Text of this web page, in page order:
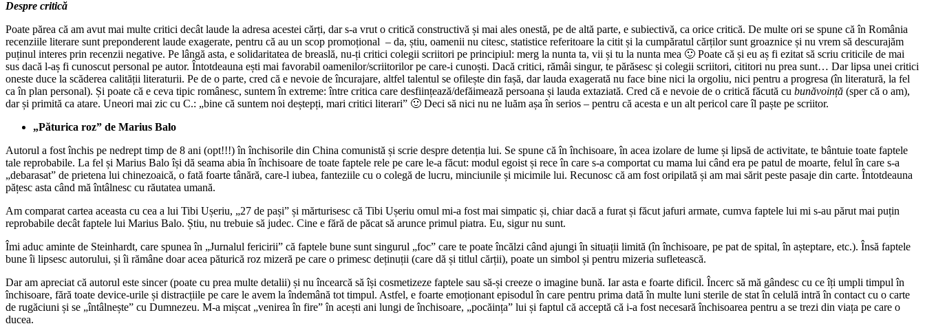
Despre critică
Poate părea că am avut mai multe critici decât laude la adresa acestei cărți, dar s-a vrut o critică constructivă și mai ales onestă, pe de altă parte, e subiectivă, ca orice critică. De multe ori se spune că în România
recenziile literare sunt preponderent laude exagerate, pentru că au un scop promoțional – da, știu, oamenii nu citesc, statistice referitoare la citit și la cumpăratul cărților sunt groaznice și nu vrem să descurajăm
puținul interes prin recenzii negative. Pe lângă asta, e solidaritatea de breaslă, nu-ți critici colegii scriitori pe principiul: merg la nunta ta, vii și tu la nunta mea 🙂 Poate că și eu aș fi ezitat să scriu criticile de mai
sus dacă l-aș fi cunoscut personal pe autor. Întotdeauna ești mai favorabil oamenilor/scriitorilor pe care-i cunoști. Dacă critici, rămâi singur, te părăsesc și colegii scriitori, cititori nu prea sunt… Dar lipsa unei critici
oneste duce la scăderea calității literaturii. Pe de o parte, cred că e nevoie de încurajare, altfel talentul se ofilește din fașă, dar lauda exagerată nu face bine nici la orgoliu, nici pentru a progresa (în literatură, la fel
ca în plan personal). Și poate că e ceva tipic românesc, suntem în extreme: între critica care desființează/defăimează persoana și lauda extaziată. Cred că e nevoie de o critică făcută cu bunăvoință (sper că o am),
dar și primită ca atare. Uneori mai zic cu C.: „bine că suntem noi deștepți, mari critici literari” 🙂 Deci să nici nu ne luăm așa în serios – pentru că acesta e un alt pericol care îl paște pe scriitor.
„Păturica roz” de Marius Balo
Autorul a fost închis pe nedrept timp de 8 ani (opt!!!) în închisorile din China comunistă și scrie despre detenția lui. Se spune că în închisoare, în acea izolare de lume și lipsă de activitate, te bântuie toate faptele
tale reprobabile. La fel și Marius Balo își dă seama abia în închisoare de toate faptele rele pe care le-a făcut: modul egoist și rece în care s-a comportat cu mama lui când era pe patul de moarte, felul în care s-a
„debarasat” de prietena lui chinezoaică, o fată foarte tânără, care-l iubea, fanteziile cu o colegă de lucru, minciunile și micimile lui. Recunosc că am fost oripilată și am mai sărit peste pasaje din carte. Întotdeauna
pățesc asta când mă întâlnesc cu răutatea umană.
Am comparat cartea aceasta cu cea a lui Tibi Ușeriu, „27 de pași” și mărturisesc că Tibi Ușeriu omul mi-a fost mai simpatic și, chiar dacă a furat și făcut jafuri armate, cumva faptele lui mi s-au părut mai puțin
reprobabile decât faptele lui Marius Balo. Știu, nu trebuie să judec. Cine e fără de păcat să arunce primul piatra. Eu, sigur nu sunt.
Îmi aduc aminte de Steinhardt, care spunea în „Jurnalul fericirii” că faptele bune sunt singurul „foc” care te poate încălzi când ajungi în situații limită (în închisoare, pe pat de spital, în așteptare, etc.). Însă faptele
bune îi lipsesc autorului, și îi rămâne doar acea păturică roz mizeră pe care o primesc deținuții (care dă și titlul cărții), poate un simbol și pentru mizeria sufletească.
Dar am apreciat că autorul este sincer (poate cu prea multe detalii) și nu încearcă să își cosmetizeze faptele sau să-și creeze o imagine bună. Iar asta e foarte dificil. Încerc să mă gândesc cu ce îți umpli timpul în
închisoare, fără toate device-urile și distracțiile pe care le avem la îndemână tot timpul. Astfel, e foarte emoționant episodul în care pentru prima dată în multe luni sterile de stat în celulă intră în contact cu o carte
de rugăciuni și se „întâlnește” cu Dumnezeu. M-a mișcat „venirea în fire” în acești ani lungi de închisoare, „pocăința” lui și faptul că acceptă că i-a fost necesară închisoarea pentru a se trezi din viața pe care o
ducea.